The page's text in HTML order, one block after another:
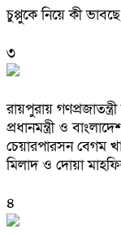
চুপ্পুকে নিয়ে কী
৩
রায়পুরায়
প্রধানমন্ত্রী ও
চেয়ারপারসন বেগম
মিলাদ ও দোয়া
৪